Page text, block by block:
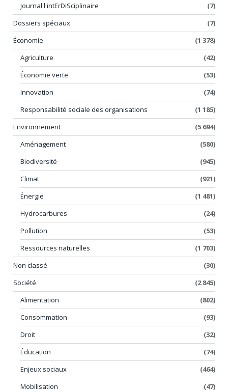
Journal l'intErDiSciplinaire
(7)
Dossiers spéciaux
(7)
Économie
(1 378)
Agriculture
(42)
Économie verte
(53)
Innovation
(74)
Responsabilité sociale des organisations
(1 185)
Environnement
(5 694)
Aménagement
(580)
Biodiversité
(945)
Climat
(921)
Énergie
(1 481)
Hydrocarbures
(24)
Pollution
(53)
Ressources naturelles
(1 703)
Non classé
(30)
Société
(2 845)
Alimentation
(802)
Consommation
(93)
Droit
(32)
Éducation
(74)
Enjeux sociaux
(464)
Mobilisation
(47)